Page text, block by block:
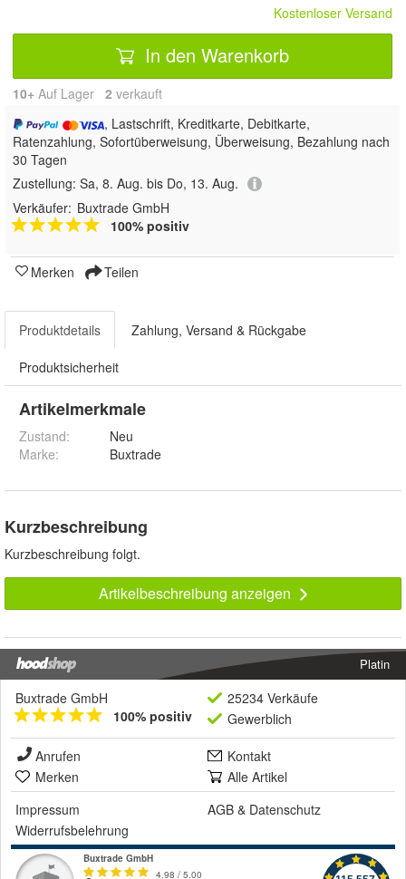
Kostenloser Versand
In den Warenkorb
10+ Auf Lager 2 verkauft
, Lastschrift, Kreditkarte, Debitkarte,
Ratenzahlung, Sofortüberweisung, Überweisung, Bezahlung nach
30 Tagen
Zustellung: Sa, 8. Aug. bis Do, 13. Aug.
Verkäufer: Buxtrade GmbH
100% positiv
Merken Teilen
Produktdetails Zahlung, Versand & Rückgabe
Produktsicherheit
Artikelmerkmale
Zustand:
Neu
Marke:
Buxtrade
Kurzbeschreibung
Kurzbeschreibung folgt.
Artikelbeschreibung anzeigen
Platin
Buxtrade GmbH
100% positiv
25234 Verkäufe
Gewerblich
Anrufen
Kontakt
Merken
Alle Artikel
Impressum
AGB & Datenschutz
Widerrufsbelehrung